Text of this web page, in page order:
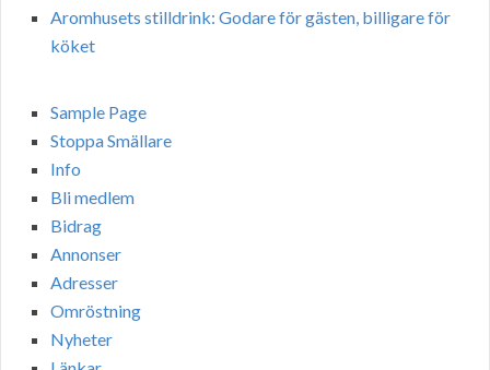
Aromhusets stilldrink: Godare för gästen, billigare för
köket
Sample Page
Stoppa Smällare
Info
Bli medlem
Bidrag
Annonser
Adresser
Omröstning
Nyheter